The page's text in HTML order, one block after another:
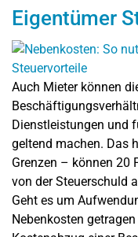
Eigentümer
Auch Mieter können
Dienstleistungen und
geltend machen. Das
Grenzen – können 20
von der Steuerschuld
Geht es um
Nebenkosten